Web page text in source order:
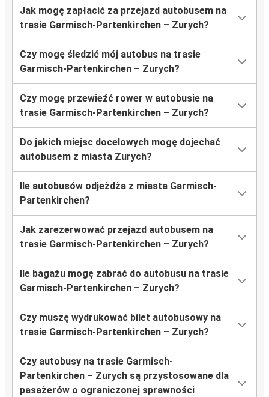
Jak mogę zapłacić za przejazd autobusem na
trasie Garmisch-Partenkirchen – Zurych?
Czy mogę śledzić mój autobus na trasie
Garmisch-Partenkirchen – Zurych?
Czy mogę przewieźć rower w autobusie na
trasie Garmisch-Partenkirchen – Zurych?
Do jakich miejsc docelowych mogę dojechać
autobusem z miasta Zurych?
Ile autobusów odjeżdża z miasta Garmisch-
Partenkirchen?
Jak zarezerwować przejazd autobusem na
trasie Garmisch-Partenkirchen – Zurych?
Ile bagażu mogę zabrać do autobusu na trasie
Garmisch-Partenkirchen – Zurych?
Czy muszę wydrukować bilet autobusowy na
trasie Garmisch-Partenkirchen – Zurych?
Czy autobusy na trasie Garmisch-
Partenkirchen – Zurych są przystosowane dla
pasażerów o ograniczonej sprawności